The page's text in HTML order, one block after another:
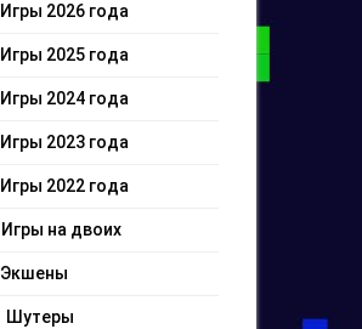
Игры 2026 года
Игры 2025 года
Игры 2024 года
Игры 2023 года
Игры 2022 года
Игры на двоих
Экшены
Шутеры